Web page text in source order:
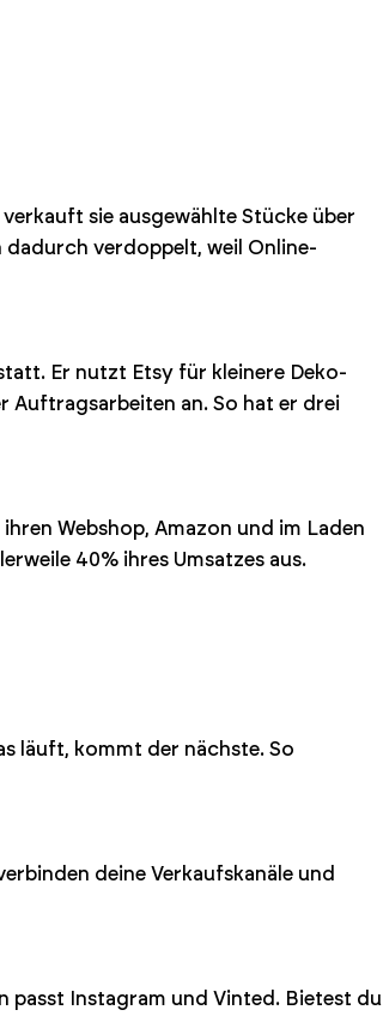
sie ausgewählte Stücke über
verdoppelt, weil Online-
Er nutzt Etsy für kleinere Deko-
Auftragsarbeiten an. So hat er drei
Webshop, Amazon und im Laden
40% ihres Umsatzes aus.
läuft, kommt der nächste. So
deine Verkaufskanäle und
passt Instagram und Vinted. Bietest du